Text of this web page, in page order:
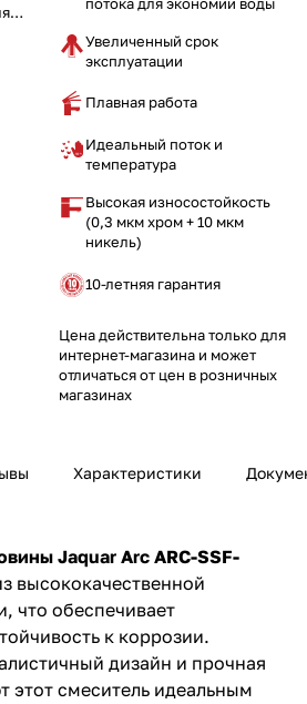
Увеличенный срок
эксплуатации
Плавная работа
Идеальный поток и
температура
Высокая износостойкость
(0,3 мкм хром + 10 мкм
никель)
10-летняя гарантия
Цена действительна только для
интернет-магазина и может
отличаться от цен в розничных
магазинах
Характеристики
Jaquar Arc ARC-SSF-
высококачественной
что обеспечивает
к коррозии.
дизайн и прочная
этот смеситель идеальным